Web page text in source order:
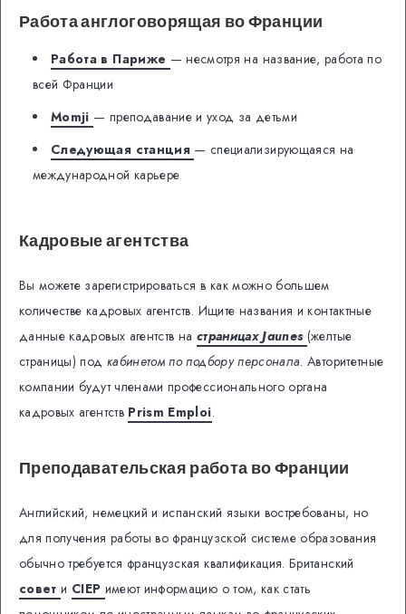
Работа англоговорящая во Франции
Работа в Париже — несмотря на название, работа по
всей Франции
Momji — преподавание и уход за детьми
Следующая станция — специализирующаяся на
международной карьере
Кадровые агентства
Вы можете зарегистрироваться в как можно большем
количестве кадровых агентств. Ищите названия и контактные
данные кадровых агентств на страницах Jaunes (желтые
страницы) под кабинетом по подбору персонала. Авторитетные
компании будут членами профессионального органа
кадровых агентств Prism Emploi.
Преподавательская работа во Франции
Английский, немецкий и испанский языки востребованы, но
для получения работы во французской системе образования
обычно требуется французская квалификация. Британский
совети CIEP имеют информацию о том, как стать